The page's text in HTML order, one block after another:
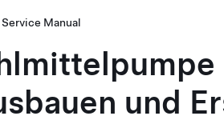
Manual
und